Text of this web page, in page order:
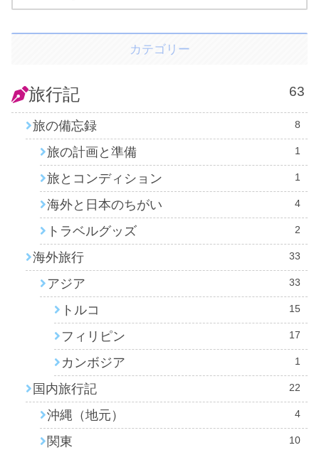
カテゴリー
旅行記 63
旅の備忘録 8
旅の計画と準備 1
旅とコンディション 1
海外と日本のちがい 4
トラベルグッズ 2
海外旅行 33
アジア 33
トルコ 15
フィリピン 17
カンボジア 1
国内旅行記 22
沖縄（地元） 4
関東 10